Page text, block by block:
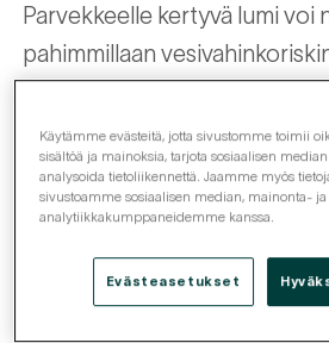
Parvekkeelle kertyvä lumi voi
pahimmillaan
vastuulle parvekelumien
Lumen ja roskien poistaminen
asukkaan vastuulle, asuipa
vuokralainen, sillä parveke kuuluu
Suuret lumikertymät
Käytämme evästeitä, jotta sivustomme toimii
sisältöä ja mainoksia, tarjota sosiaalisen
analysoida tietoliikennettä. Jaamme myös
sivustoamme sosiaalisen median, mainonta- ja
analytiikkakumppaneidemme kanssa.
Evästeasetukset